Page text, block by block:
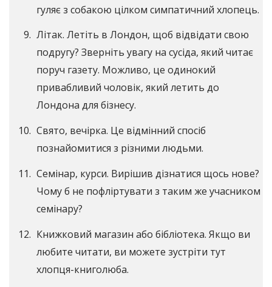
гуляє з собакою цілком симпатичний хлопець.
Літак. Летіть в Лондон, щоб відвідати свою
подругу? Зверніть увагу на сусіда, який читає
поруч газету. Можливо, це одинокий
привабливий чоловік, який летить до
Лондона для бізнесу.
Свято, вечірка. Це відмінний спосіб
познайомитися з різними людьми.
Семінар, курси. Вирішив дізнатися щось нове?
Чому б не пофліртувати з таким же учасником
семінару?
Книжковий магазин або бібліотека. Якщо ви
любите читати, ви можете зустріти тут
хлопця-книголюба.